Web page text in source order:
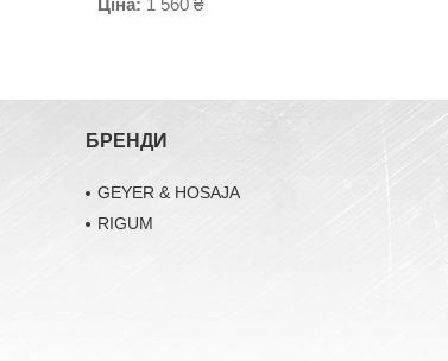
Ціна: 1 560 ₴
БРЕНДИ
GEYER & HOSAJA
RIGUM